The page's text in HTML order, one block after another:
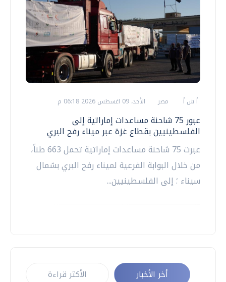
أ ش أ مصر الأحد، 09 اغسطس 2026 06:18 م
عبور 75 شاحنة مساعدات إماراتية إلى
الفلسطينيين بقطاع غزة عبر ميناء رفح البري
عبرت 75 شاحنة مساعدات إماراتية تحمل 663 طناً،
من خلال البوابة الفرعية لميناء رفح البري بشمال
سيناء ؛ إلى الفلسطينيين...
أخر الأخبار الأكثر قراءة